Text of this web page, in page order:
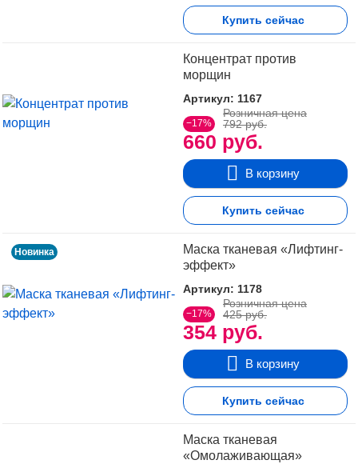
Купить сейчас
Концентрат против
морщин
Артикул: 1167
−17%
660 руб.
Розничная цена
792 руб.
В корзину
Купить сейчас
Новинка
Маска тканевая «Лифтинг-
эффект»
Артикул: 1178
−17%
354 руб.
Розничная цена
425 руб.
В корзину
Купить сейчас
Маска тканевая
«Омолаживающая»